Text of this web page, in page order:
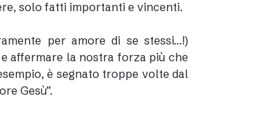
solo fatti importanti e vincenti.
per amore di se stessi…!)
affermare la nostra forza più che
è segnato troppe volte dal
Gesù”.